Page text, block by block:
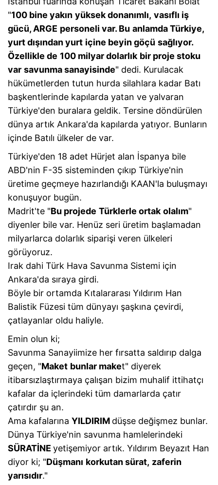
reklam/pazarlama faaliyetlerinin yapılması, amaçlarıyla
sınırlı olarak açık rızanız dahilinde kullanılacaktır.
Çerezlere ilişkin tercihlerinizi aşağıda yer alan panel
vasıtasıyla belirleyebilirsiniz. Çerezlere ilişkin detaylı bilgi
için Ayarlar butonuna tıklayabilir, Çerez Bilgilendirme
Metnimiziziyaret edebilirsiniz.
6698 sayılı Kişisel Verilerin Korunması Kanunu uyarınca
hazırlanmış Aydınlatma Metnimizi okumak ve sitemizde
ilgili mevzuata uygun olarak kullanılan çerezlerle ilgili bilgi
almak için lütfentıklayınız.
"100 bine yakın yüksek donanımlı, vasıflı iş
gücü, ARGE personeli var. Bu anlamda Türkiye,
yurt dışından yurt içine beyin göçü sağlıyor.
Özellikle de 100 milyar dolarlık bir proje stoku
var savunma sanayisinde" dedi. Kurulacak
hükümetlerden tutun hurda silahlara kadar Batı
başkentlerinde kapılarda yatan ve yalvaran
Türkiye'den buralara geldik. Tersine döndürülen
dünya artık Ankara'da kapılarda yatıyor. Bunların
içinde Batılı ülkeler de var.
Türkiye'den 18 adet Hürjet alan İspanya bile
ABD'nin F-35 sisteminden çıkıp Türkiye'nin
üretime geçmeye hazırlandığı KAAN'la buluşmayı
konuşuyor bugün.
Madrit'te "Bu projede Türklerle ortak olalım"
diyenler bile var. Henüz seri üretim başlamadan
milyarlarca dolarlık siparişi veren ülkeleri
görüyoruz.
Irak dahi Türk Hava Savunma Sistemi için
Ankara'da sıraya girdi.
Böyle bir ortamda Kıtalararası Yıldırım Han
Balistik Füzesi tüm dünyayı şaşkına çevirdi,
çatlayanlar oldu haliyle.
Emin olun ki;
Savunma Sanayiimize her fırsatta saldırıp dalga
geçen, "Maket bunlar maket" diyerek
itibarsızlaştırmaya çalışan bizim muhalif ittihatçı
kafalar da içlerindeki tüm damarlarda çatır
çatırdır şu an.
Ama kafalarına YILDIRIM düşse değişmez bunlar.
Dünya Türkiye'nin savunma hamlelerindeki
SÜRATİNE yetişemiyor artık. Yıldırım Beyazıt Han
diyor ki; "Düşmanı korkutan sürat, zaferin
yarısıdır."